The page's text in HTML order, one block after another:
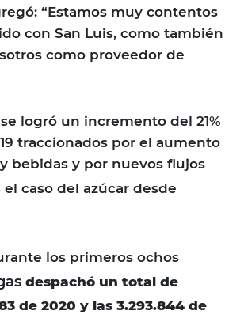
“Estamos muy contentos
con San Luis, como también
como proveedor de
logró un incremento del 21%
traccionados por el aumento
bebidas y por nuevos flujos
caso del azúcar desde
los primeros ochos
despachó un total de
de 2020 y las 3.293.844 de